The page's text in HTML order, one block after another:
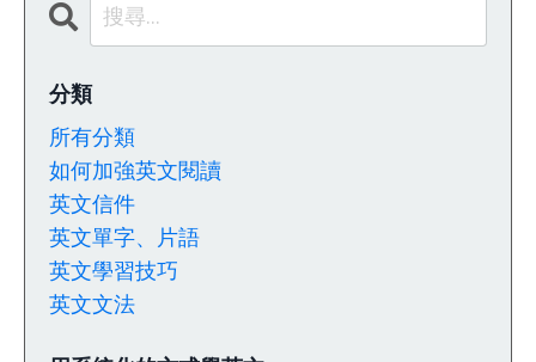
分類
所有分類
如何加強英文閱讀
英文信件
英文單字、片語
英文學習技巧
英文文法